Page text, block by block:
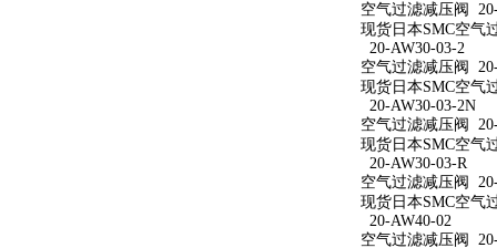
空气过滤减压阀
现货日本SMC空气
20-AW30-03-2
空气过滤减压阀
现货日本SMC空气
20-AW30-03-2N
空气过滤减压阀
现货日本SMC空气
20-AW30-03-R
空气过滤减压阀
现货日本SMC空气
20-AW40-02
空气过滤减压阀